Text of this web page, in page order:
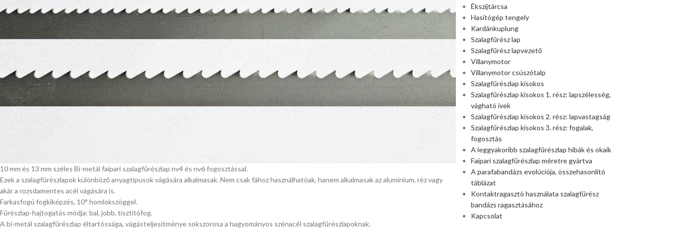
10 mm és 13 mm széles Bi-metál faipari szalagfűrészlap nv4 és nv6 fogosztással.
Ezek a szalagfűrészlapok különböző anyagtípusok vágására alkalmasak. Nem csak fához használhatóak, hanem alkalmasak az alumínium, réz vagy
akár a rozsdamentes acél vágására is.
Farkasfogú fogkiképzés, 10° homlokszöggel.
Fűrészlap-hajtogatás módja: bal, jobb, tisztítófog.
A bi-metál szalagfűrészlap éltartóssága, vágásteljesítménye sokszorosa a hagyományos szénacél szalagfűrészlapoknak.
Ékszíjtárcsa
Hasítógép tengely
Kardánkuplung
Szalagfűrész lap
Szalagfűrész lapvezető
Villanymotor
Villanymotor csúszótalp
Szalagfűrészlap kisokos
Szalagfűrészlap kisokos 1. rész: lapszélesség,
vágható ívek
Szalagfűrészlap kisokos 2. rész: lapvastagság
Szalagfűrészlap kisokos 3. rész: fogalak,
fogosztás
A leggyakoribb szalagfűrészlap hibák és okaik
Faipari szalagfűrészlap méretre gyártva
A parafabandázs evolúciója, összehasonlító
táblázat
Kontaktragasztó használata szalagfűrész
bandázs ragasztásához
Kapcsolat